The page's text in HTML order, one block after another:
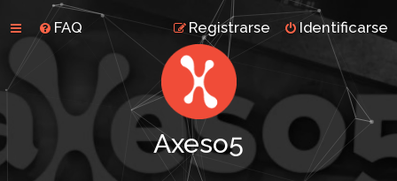
FAQ Identificarse
Registrarse
Axeso5